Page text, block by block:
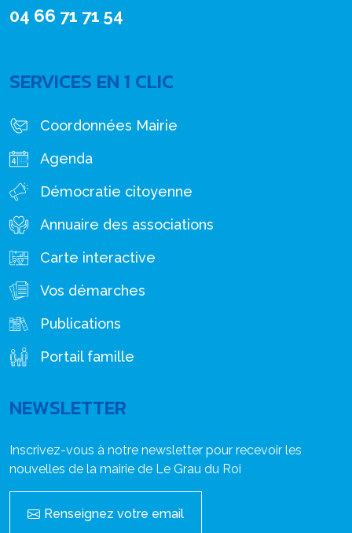
04 66 71 71 54
SERVICES EN 1 CLIC
Coordonnées Mairie
Agenda
Démocratie citoyenne
Annuaire des associations
Carte interactive
Vos démarches
Publications
Portail famille
NEWSLETTER
Inscrivez-vous à notre newsletter pour recevoir les
nouvelles de la mairie de Le Grau du Roi
Renseignez votre email